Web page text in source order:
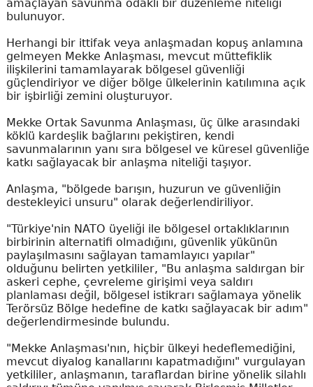
amaçlayan savunma odaklı bir düzenleme niteliği
bulunuyor.
Herhangi bir ittifak veya anlaşmadan kopuş anlamına
gelmeyen Mekke Anlaşması, mevcut müttefiklik
ilişkilerini tamamlayarak bölgesel güvenliği
güçlendiriyor ve diğer bölge ülkelerinin katılımına açık
bir işbirliği zemini oluşturuyor.
Mekke Ortak Savunma Anlaşması, üç ülke arasındaki
köklü kardeşlik bağlarını pekiştiren, kendi
savunmalarının yanı sıra bölgesel ve küresel güvenliğe
katkı sağlayacak bir anlaşma niteliği taşıyor.
Anlaşma, "bölgede barışın, huzurun ve güvenliğin
destekleyici unsuru" olarak değerlendiriliyor.
"Türkiye'nin NATO üyeliği ile bölgesel ortaklıklarının
birbirinin alternatifi olmadığını, güvenlik yükünün
paylaşılmasını sağlayan tamamlayıcı yapılar"
olduğunu belirten yetkililer, "Bu anlaşma saldırgan bir
askeri cephe, çevreleme girişimi veya saldırı
planlaması değil, bölgesel istikrarı sağlamaya yönelik
Terörsüz Bölge hedefine de katkı sağlayacak bir adım"
değerlendirmesinde bulundu.
"Mekke Anlaşması'nın, hiçbir ülkeyi hedeflemediğini,
mevcut diyalog kanallarını kapatmadığını" vurgulayan
yetkililer, anlaşmanın, taraflardan birine yönelik silahlı